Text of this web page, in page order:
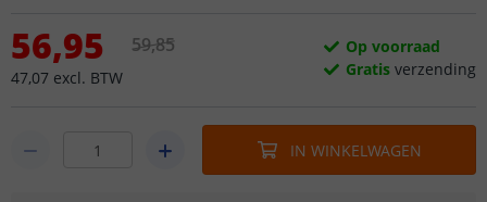
56,95
47,07 excl. BTW
59,85
Op voorraad
Gratis verzending
IN WINKELWAGEN